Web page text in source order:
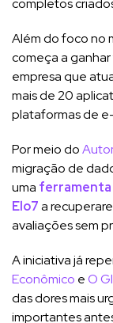
completos
Além do foco no
começa a
empresa que
mais de 20
plataformas de
Por meio do
migração de
uma ferramenta
Elo7a
avaliações sem
A iniciativa já
Econômico eO
das dores mais
importantes